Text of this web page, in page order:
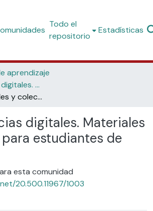
Todo el
repositorio
Estadísticas
aprendizaje
Competencias digitales. Materiales formativos para estudiantes de grado
Subcomunidades y colecciones
digitales. Materiales
estudiantes de
esta comunidad
20.500.11967/1003